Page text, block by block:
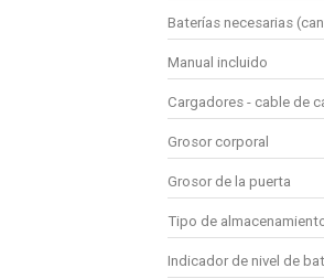
Baterías necesarias
Manual incluido
Cargadores - cable de
Grosor corporal
Grosor de la puerta
Tipo de
Indicador de nivel de